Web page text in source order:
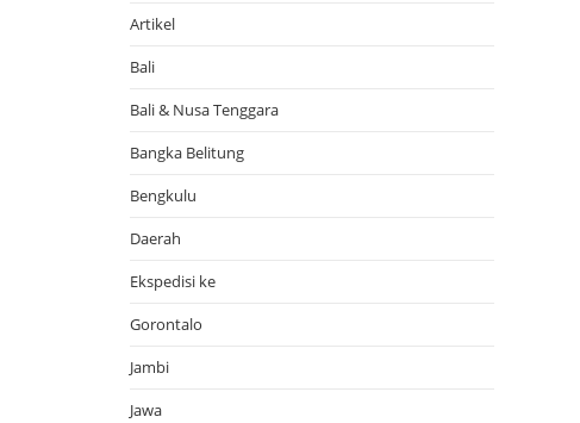
Artikel
Bali
Bali & Nusa Tenggara
Bangka Belitung
Bengkulu
Daerah
Ekspedisi ke
Gorontalo
Jambi
Jawa